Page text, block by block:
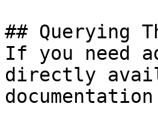
## Querying
If you need
directly